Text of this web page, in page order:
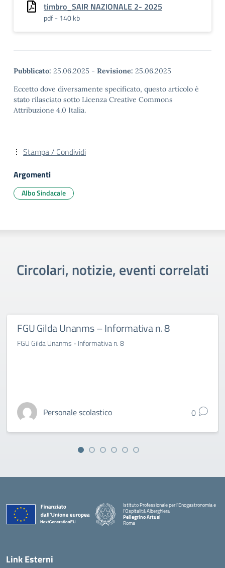
timbro_SAIR NAZIONALE 2- 2025
pdf - 140 kb
Pubblicato: 25.06.2025 - Revisione: 25.06.2025
Eccetto dove diversamente specificato, questo articolo è
stato rilasciato sotto Licenza Creative Commons
Attribuzione 4.0 Italia.
Stampa / Condividi
Argomenti
Albo Sindacale
Circolari, notizie, eventi correlati
FGU Gilda Unanms – Informativa n. 8
FGU Gilda Unanms - Informativa n. 8
Personale scolastico 0
Istituto Professionale per l'Enogastronomia e
l'Ospitalità Alberghiera
Pellegrino Artusi
Roma
Link Esterni